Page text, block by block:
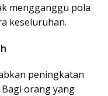
mengganggu pola
keseluruhan.
peningkatan
orang yang